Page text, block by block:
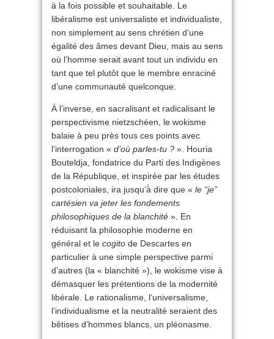
à la fois possible et souhaitable. Le
libéralisme est universaliste et individualiste,
non simplement au sens chrétien d’une
égalité des âmes devant Dieu, mais au sens
où l’homme serait avant tout un individu en
tant que tel plutôt que le membre enraciné
d’une communauté quelconque.
À l’inverse, en sacralisant et radicalisant le
perspectivisme nietzschéen, le wokisme
balaie à peu près tous ces points avec
l’interrogation « d’où parles-tu ? ». Houria
Bouteldja, fondatrice du Parti des Indigènes
de la République, et inspirée par les études
postcoloniales, ira jusqu’à̀ dire que « le “je”
cartésien va jeter les fondements
philosophiques de la blanchité ». En
réduisant la philosophie moderne en
général et le cogito de Descartes en
particulier à une simple perspective parmi
d’autres (la « blanchité »), le wokisme vise à
démasquer les prétentions de la modernité
libérale. Le rationalisme, l’universalisme,
l’individualisme et la neutralité seraient des
bêtises d’hommes blancs, un pléonasme.